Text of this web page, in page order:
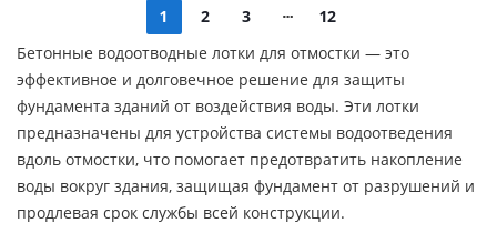
1 2 3
12
Бетонные водоотводные лотки для отмостки — это
эффективное и долговечное решение для защиты
фундамента зданий от воздействия воды. Эти лотки
предназначены для устройства системы водоотведения
вдоль отмостки, что помогает предотвратить накопление
воды вокруг здания, защищая фундамент от разрушений и
продлевая срок службы всей конструкции.